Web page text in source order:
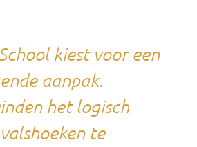
kiest voor een
aanpak.
het logisch
te